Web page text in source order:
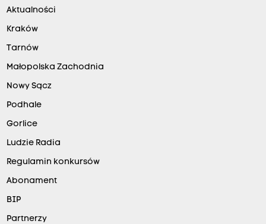
Aktualności
Kraków
Tarnów
Małopolska Zachodnia
Nowy Sącz
Podhale
Gorlice
Ludzie Radia
Regulamin konkursów
Abonament
BIP
Partnerzy